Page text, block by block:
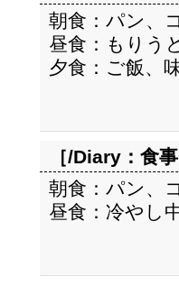
朝食：パン、
昼食：もりう
夕食：ご飯、
［/Diary： 食
朝食：パン、
昼食：冷やし